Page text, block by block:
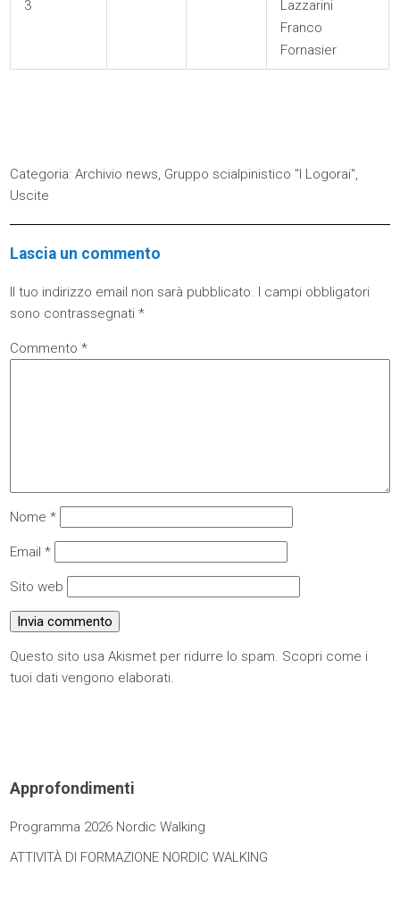
3
Lazzarini
Franco
Fornasier
Categoria:Archivio news, Gruppo scialpinistico "I Logorai",
Uscite
Lascia un commento
Il tuo indirizzo email non sarà pubblicato. I campi obbligatori
sono contrassegnati*
Commento*
Nome*
Email*
Sito web
Questo sito usa Akismet per ridurre lo spam. Scopri come i
tuoi dati vengono elaborati.
Approfondimenti
Programma 2026 Nordic Walking
ATTIVITÀ DI FORMAZIONE NORDIC WALKING